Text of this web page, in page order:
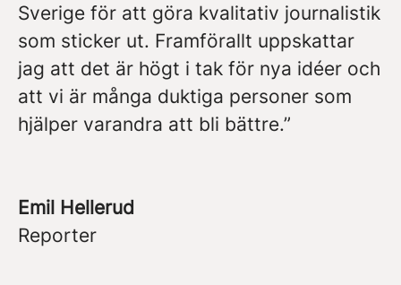
Sverige för att göra kvalitativ journalistik
som sticker ut. Framförallt uppskattar
jag att det är högt i tak för nya idéer och
att vi är många duktiga personer som
hjälper varandra att bli bättre.”
Emil Hellerud
Reporter